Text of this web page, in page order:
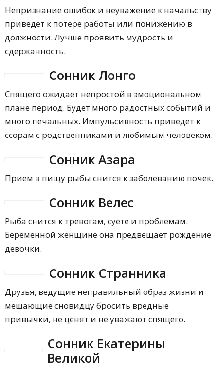
Непризнание ошибок и неуважение к начальству
приведет к потере работы или понижению в
должности. Лучше проявить мудрость и
сдержанность.
Сонник Лонго
Спящего ожидает непростой в эмоциональном
плане период. Будет много радостных событий и
много печальных. Импульсивность приведет к
ссорам с родственниками и любимым человеком.
Сонник Азара
Прием в пищу рыбы снится к заболеванию почек.
Сонник Велес
Рыба снится к тревогам, суете и проблемам.
Беременной женщине она предвещает рождение
девочки.
Сонник Странника
Друзья, ведущие неправильный образ жизни и
мешающие сновидцу бросить вредные
привычки, не ценят и не уважают спящего.
Сонник Екатерины
Великой